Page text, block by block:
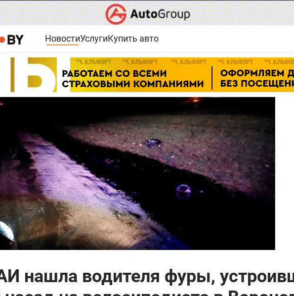
НовостиУслугиКупить авто
нашла водителя фуры,